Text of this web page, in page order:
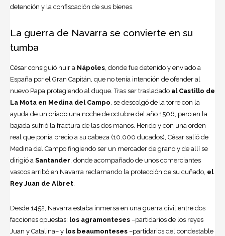
detención y la confiscación de sus bienes.
La guerra de Navarra se convierte en su
tumba
César consiguió huir a Nápoles , donde fue detenido y enviado a
España por el Gran Capitán, que no tenía intención de ofender al
nuevo Papa protegiendo al duque. Tras ser trasladado al Castillo de
La Mota en Medina del Campo , se descolgó de la torre con la
ayuda de un criado una noche de octubre del año 1506, pero en la
bajada sufrió la fractura de las dos manos. Herido y con una orden
real que ponía precio a su cabeza (10.000 ducados), César salió de
Medina del Campo fingiendo ser un mercader de grano y de allí se
dirigió a Santander , donde acompañado de unos comerciantes
vascos arribó en Navarra reclamando la protección de su cuñado, el
Rey Juan de Albret
Desde 1452, Navarra estaba inmersa en una guerra civil entre dos
facciones opuestas: los agramonteses –partidarios de los reyes
Juan y Catalina– y los beaumonteses –partidarios del condestable